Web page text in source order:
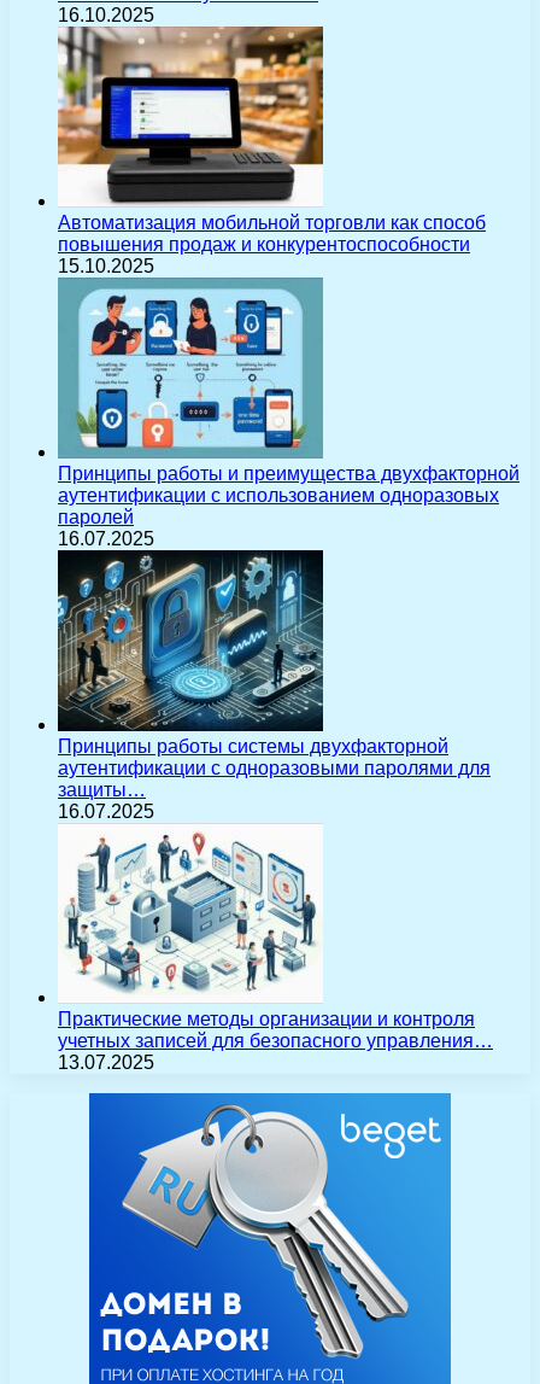
16.10.2025
Автоматизация мобильной торговли как способ
повышения продаж и конкурентоспособности
15.10.2025
Принципы работы и преимущества двухфакторной
аутентификации с использованием одноразовых
паролей
16.07.2025
Принципы работы системы двухфакторной
аутентификации с одноразовыми паролями для
защиты…
16.07.2025
Практические методы организации и контроля
учетных записей для безопасного управления…
13.07.2025